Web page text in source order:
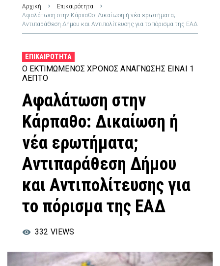
Αρχική
Επικαιρότητα
Αφαλάτωση στην Κάρπαθο: Δικαίωση ή νέα ερωτήματα;
Αντιπαράθεση Δήμου και Αντιπολίτευσης για το πόρισμα της ΕΑΔ
ΕΠΙΚΑΙΡΌΤΗΤΑ
Ο ΕΚΤΙΜΏΜΕΝΟΣ ΧΡΌΝΟΣ ΑΝΆΓΝΩΣΗΣ ΕΊΝΑΙ 1
ΛΕΠΤΌ
Αφαλάτωση στην
Κάρπαθο: Δικαίωση ή
νέα ερωτήματα;
Αντιπαράθεση Δήμου
και Αντιπολίτευσης για
το πόρισμα της ΕΑΔ
332 VIEWS